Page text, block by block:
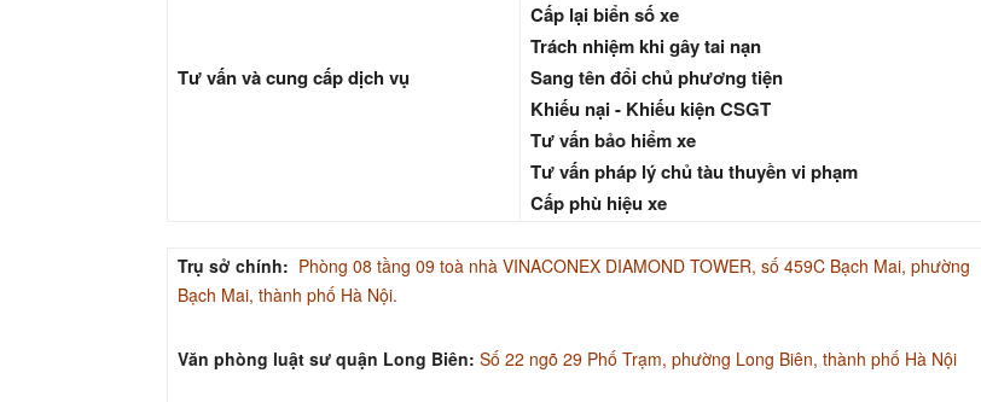
Tư vấn và cung cấp dịch vụ
Cấp lại biển số xe
Trách nhiệm khi gây tai nạn
Sang tên đổi chủ phương tiện
Khiếu nại - Khiếu kiện CSGT
Tư vấn bảo hiểm xe
Tư vấn pháp lý chủ tàu thuyền vi phạm
Cấp phù hiệu xe
Trụ sở chính: Phòng 08 tầng 09 toà nhà VINACONEX DIAMOND TOWER, số 459C Bạch Mai, phường
Bạch Mai, thành phố Hà Nội.
Văn phòng luật sư quận Long Biên: Số 22 ngõ 29 Phố Trạm, phường Long Biên, thành phố Hà Nội